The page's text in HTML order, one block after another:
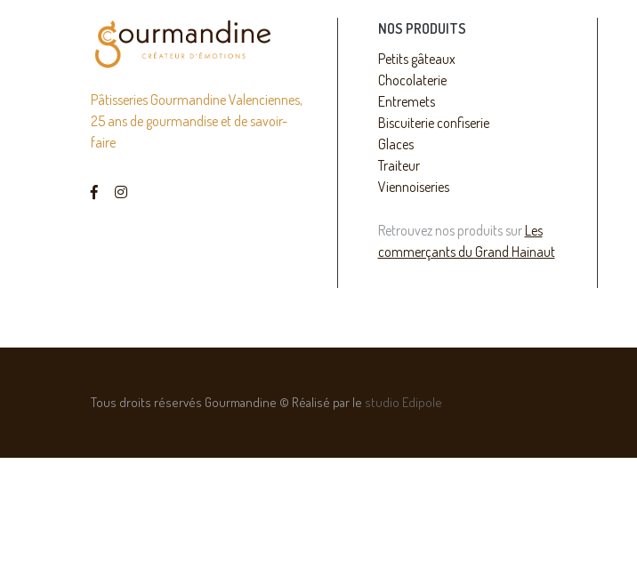
Pâtisseries Gourmandine Valenciennes,
25 ans de gourmandise et de savoir-
faire
NOS PRODUITS
Petits gâteaux
Chocolaterie
Entremets
Biscuiterie confiserie
Glaces
Traiteur
Viennoiseries
Retrouvez nos produits surLes
commerçants du Grand Hainaut
Tous droits réservés Gourmandine © Réalisé par le studio Edipole